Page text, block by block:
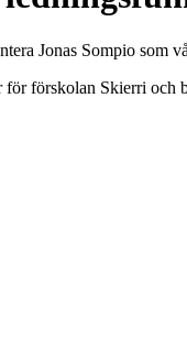
Jonas Sompio som
förskolan Skierri och